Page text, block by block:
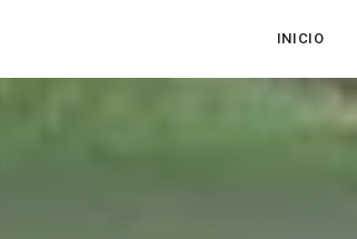
INICIO